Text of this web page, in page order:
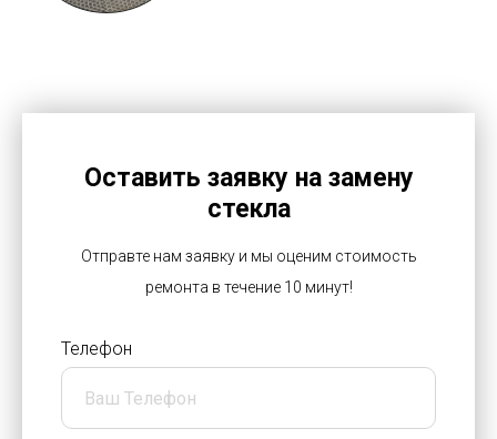
Оставить заявку на замену
стекла
Отправте нам заявку и мы оценим стоимость
ремонта в течение 10 минут!
Телефон